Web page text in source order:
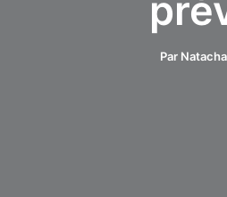
Par Natacha